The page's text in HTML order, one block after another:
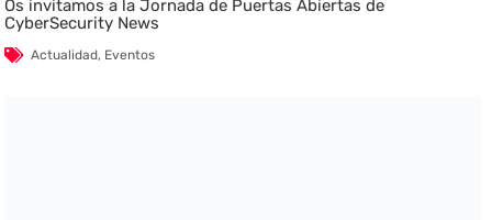
Os invitamos a la Jornada de Puertas Abiertas de
CyberSecurity News
Actualidad, Eventos